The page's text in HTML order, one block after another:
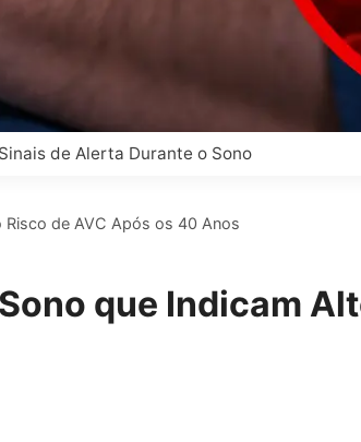
de Alerta Durante o Sono
de AVC Após os 40 Anos
que Indicam